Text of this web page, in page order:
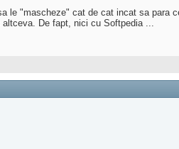
le "mascheze" cat de cat incat sa para
De fapt, nici cu Softpedia ...